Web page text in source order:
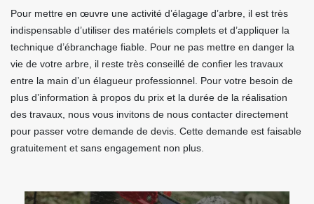
Pour mettre en œuvre une activité d’élagage d’arbre, il est très
indispensable d’utiliser des matériels complets et d’appliquer la
technique d’ébranchage fiable. Pour ne pas mettre en danger la
vie de votre arbre, il reste très conseillé de confier les travaux
entre la main d’un élagueur professionnel. Pour votre besoin de
plus d’information à propos du prix et la durée de la réalisation
des travaux, nous vous invitons de nous contacter directement
pour passer votre demande de devis. Cette demande est faisable
gratuitement et sans engagement non plus.